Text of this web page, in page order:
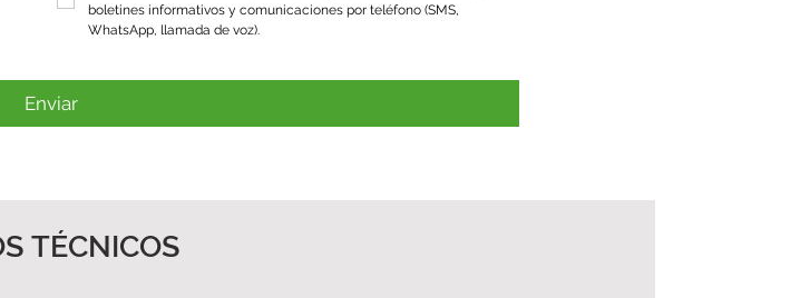
boletines informativos y comunicaciones por teléfono (SMS,
WhatsApp, llamada de voz).
Enviar
TÉCNICOS